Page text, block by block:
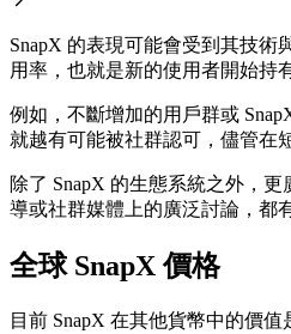
SnapX 的表現可能會受到其技
用率，也就是新的使用者開始持
例如，不斷增加的用戶群或
就越有可能被社群認可，儘管在
除了 SnapX 的生態系統之外，
導或社群媒體上的廣泛討論，都
全球 SnapX 價格
目前 SnapX 在其他貨幣中的價